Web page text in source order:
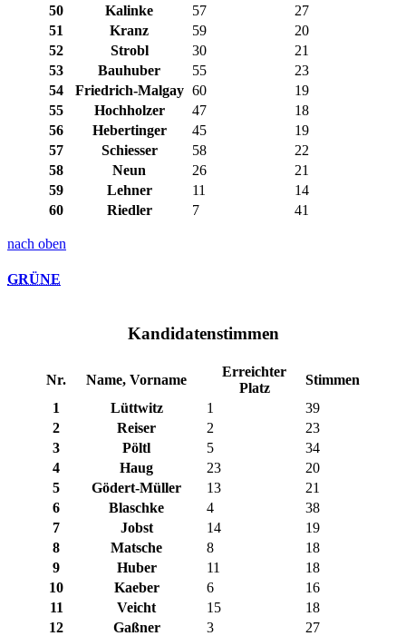
50
Kalinke 57
27
51
Kranz 59
20
52
Strobl 30
21
53
Bauhuber 55
23
54
Friedrich-Malgay 60
19
55
Hochholzer 47
18
56
Hebertinger 45
19
57
Schiesser 58
22
58
Neun 26
21
59
Lehner 11
14
60
Riedler 7 41
nach oben
GRÜNE
Kandidatenstimmen
Nr. Name, Vorname
Erreichter
Platz
Stimmen
1
Lüttwitz 1
39
2
Reiser 2
23
3
Pöltl 5
34
4
Haug 23
20
5
Gödert-Müller 13
21
6
Blaschke 4
38
7
Jobst 14
19
8
Matsche 8
18
9
Huber 11
18
10
Kaeber 6
16
11
Veicht 15
18
12
Gaßner 3
27